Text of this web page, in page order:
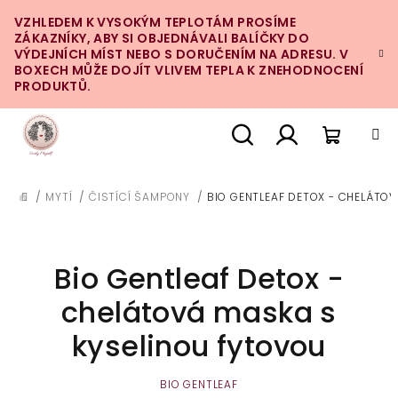
na
obsah
VZHLEDEM K VYSOKÝM TEPLOTÁM PROSÍME
ZÁKAZNÍKY, ABY SI OBJEDNÁVALI BALÍČKY DO
VÝDEJNÍCH MÍST NEBO S DORUČENÍM NA ADRESU. V
BOXECH MŮŽE DOJÍT VLIVEM TEPLA K ZNEHODNOCENÍ
PRODUKTŮ.
DOMŮ
/ MYTÍ / ČISTÍCÍ ŠAMPONY / BIO GENTLEAF DETOX -
Bio Gentleaf Detox -
chelátová maska s
kyselinou fytovou
BIO GENTLEAF